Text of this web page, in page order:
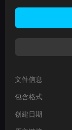
文件信息
包含格式
创建日期